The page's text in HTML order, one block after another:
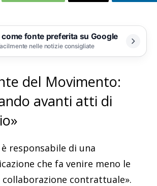
fonte preferita su Google
nelle notizie consigliate
del Movimento:
avanti atti di
responsabile di una
che fa venire meno le
contrattuale».